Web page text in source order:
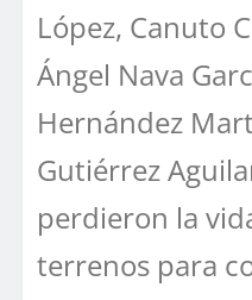
López, Canuto
Ángel Nava
Hernández
Gutiérrez
perdieron la
terrenos para